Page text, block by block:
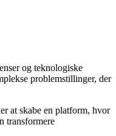
og teknologiske
problemstillinger, der
at skabe en platform, hvor
transformere